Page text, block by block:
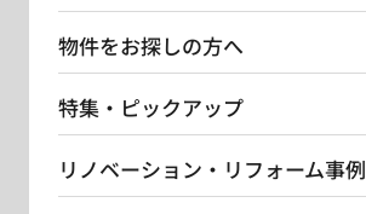
物件をお探しの方へ
特集・ピックアップ
リノベーション・リフォーム事例